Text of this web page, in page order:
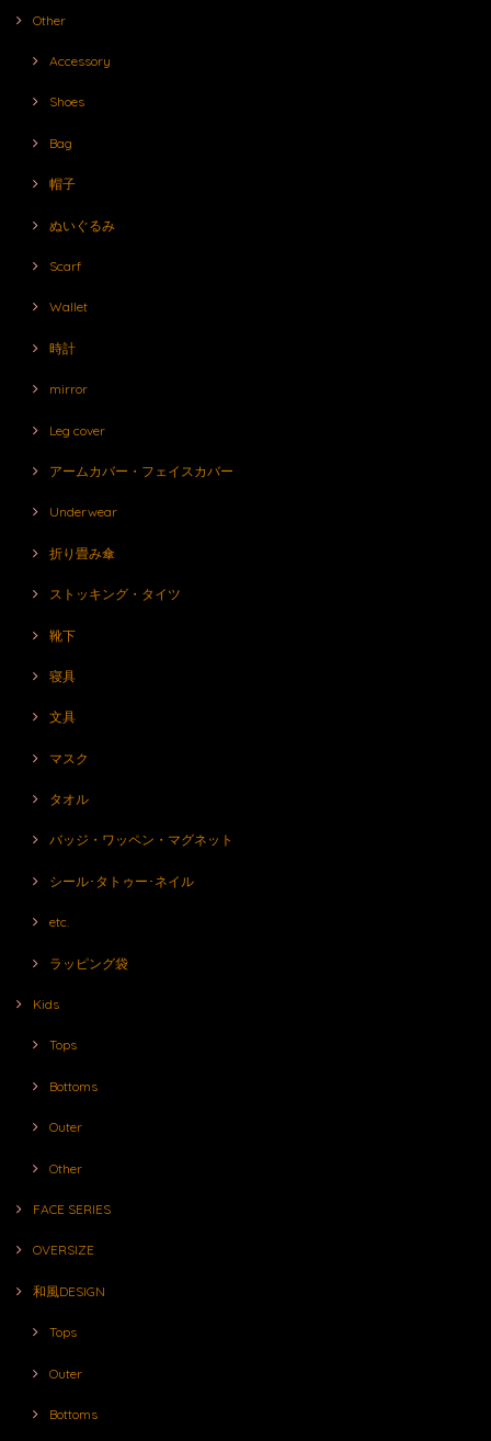
Other
Accessory
Shoes
Bag
帽子
ぬいぐるみ
Scarf
Wallet
時計
mirror
Leg cover
アームカバー・フェイスカバー
Underwear
折り畳み傘
ストッキング・タイツ
靴下
寝具
文具
マスク
タオル
バッジ・ワッペン・マグネット
シール･タトゥー･ネイル
etc.
ラッピング袋
Kids
Tops
Bottoms
Outer
Other
FACE SERIES
OVERSIZE
和風DESIGN
Tops
Outer
Bottoms